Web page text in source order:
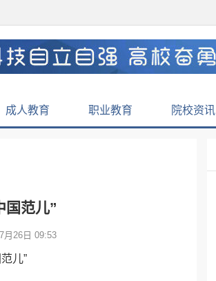
成人教育 职业教育 院校资讯
国范儿”
月26日 09:53